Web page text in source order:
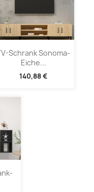
Schrank Sonoma-
Eiche...
140,88 €